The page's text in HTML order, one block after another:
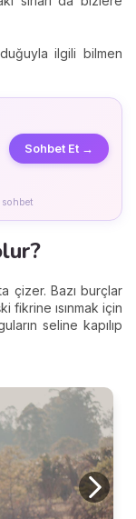
ilgili bilmen
Sohbet Et →
çizer. Bazı burçlar
fikrine ısınmak için
seline kapılıp